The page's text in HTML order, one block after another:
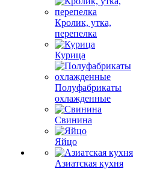
Кролик, утка,
перепелка
Курица
Полуфабрикаты
охлажденные
Свинина
Яйцо
Азиатская кухня